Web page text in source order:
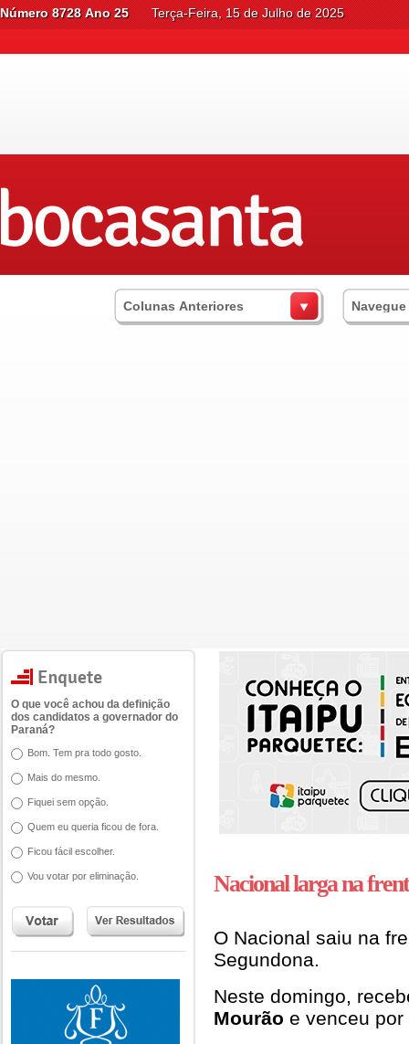
Número 8728 Ano 25 Terça-Feira, 15 de Julho de 2025
Colunas Anteriores
O que você achou da definição
dos candidatos a governador do
Paraná?
Bom. Tem pra todo gosto.
Mais do mesmo.
Fiquei sem opção.
Quem eu queria ficou de fora.
Ficou fácil escolher.
Vou votar por eliminação. Nacional larga na
O Nacional saiu na
Segundona.
Neste domingo,
Mourão e venceu por